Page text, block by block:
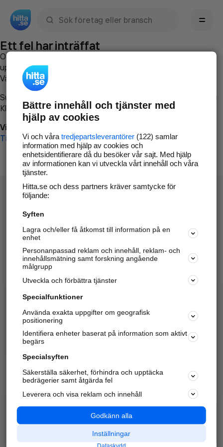
Ett fel har inträffat
Om du vill kan du
uppstod så att vi lättare och snabbare kan avhjälpa det.
Vänligen försök med följande:
Surfa till
Klicka påTillbaka-knappen i webbläsaren och försök igen
Vi beklagar besväret!
Till startsidan
Hitta.se - Gratis nummerupplysning.
Sök företag, personer och platser.
Hitta telefonnummer, adresser, företagsinfo mm.
Marknadsför företaget
Kom igång och annonsera mot
samarbetspartners nära dig.
Alla kategorier
Populära sökningar
API & Kartor
Annonsera
Integritet
Nödnummer
Bättre innehåll och tjänster med
hjälp av cookies
Vi och våra tredjepartsleverantörer(122) samlar
information med hjälp av cookies och
enhetsidentifierare då du besöker vår sajt. Med hjälp
av informationen kan vi utveckla vårt innehåll och våra
tjänster.
Hitta.se och dess partners kräver samtycke för
följande:
Syften
Lagra och/eller få åtkomst till information på en
enhet
Personanpassad reklam och innehåll, reklam- och
innehållsmätning samt forskning angående
målgrupp
Utveckla och förbättra tjänster
Specialfunktioner
Använda exakta uppgifter om geografisk
positionering
Identifiera enheter baserat på information som aktivt
begärs
Specialsyften
Säkerställa säkerhet, förhindra och upptäcka
bedrägerier samt åtgärda fel
Leverera och visa reklam och innehåll
Godkänn alla
Inställningar
Dataskydd